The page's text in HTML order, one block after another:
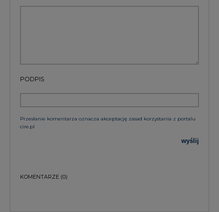
PODPIS
Przesłanie komentarza oznacza akceptację zasad korzystania z portalu
cire.pl
wyślij
KOMENTARZE (0)